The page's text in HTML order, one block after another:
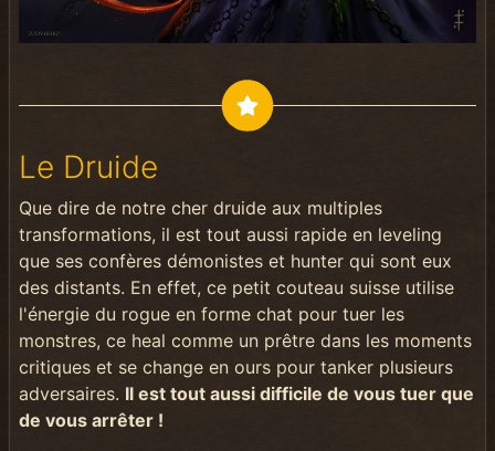
Le Druide
Que dire de notre cher druide aux multiples
transformations, il est tout aussi rapide en leveling
que ses confères démonistes et hunter qui sont eux
des distants. En effet, ce petit couteau suisse utilise
l'énergie du rogue en forme chat pour tuer les
monstres, ce heal comme un prêtre dans les moments
critiques et se change en ours pour tanker plusieurs
adversaires. Il est tout aussi difficile de vous tuer que
de vous arrêter !